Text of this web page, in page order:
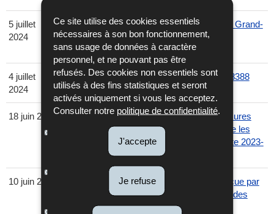
Ce site utilise des cookies essentiels
nécessaires à son bon fonctionnement,
sans usage de données à caractère
personnel, et ne pouvant pas être
refusés. Des cookies non essentiels sont
utilisés à des fins statistiques et seront
activés uniquement si vous les acceptez.
Consulter notre politique de confidentialité.
J'accepte
Je refuse
5 juillet
2024
Entrée en vigueur de la Convention entre le Grand-
Duché de Luxembourg et la République du
Rwanda.
4 juillet
2024
Précisions par rapport au Projet de Loi No 8388
18 juin 2024 Echange automatique d’informations – Mesures
d’allègement transitoires en ce qui concerne les
TINs/NIFs américains introduites par la Note 2023-
10 juin 2024
Nature de l’indemnité de congé politique reçue par
les membres de la Chambre des Députés, des
collèges échevinaux et des conseillers